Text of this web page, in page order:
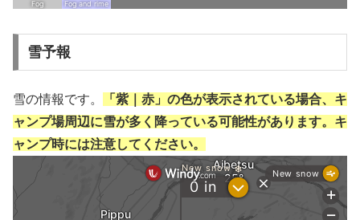
雪予報
雪の情報です。
「紫｜赤」の色が表示されている場合、キ
ャンプ場周辺に雪が多く降っている可能性があります。キ
ャンプ時には注意してください。